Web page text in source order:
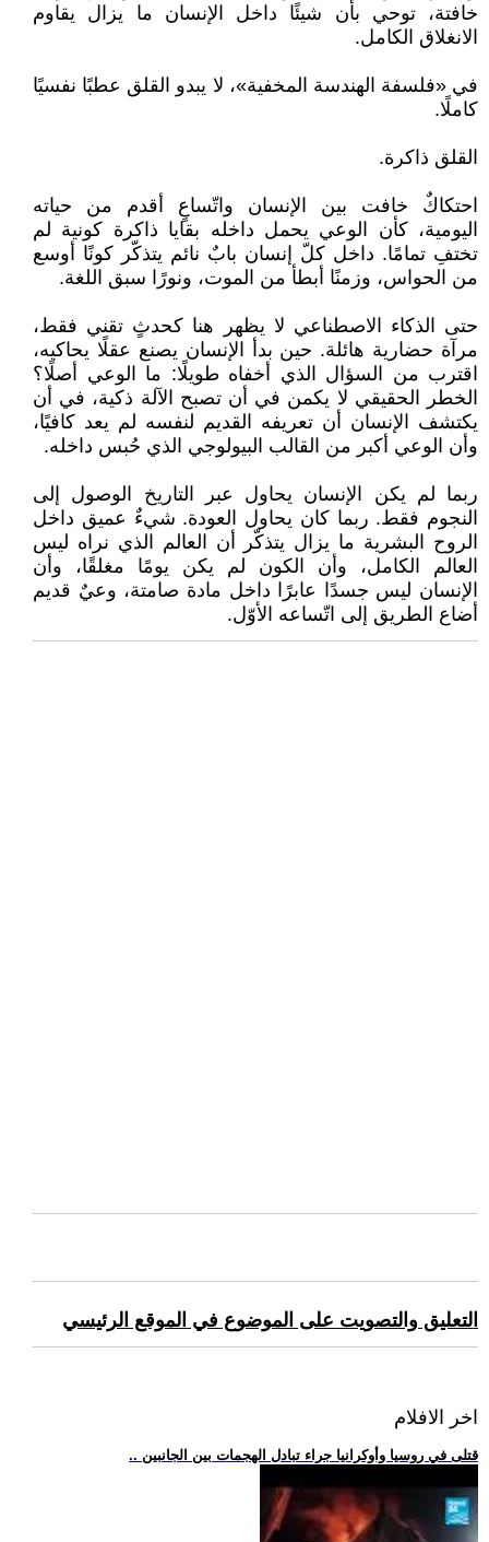
خافتة، توحي بأن شيئًا داخل الإنسان ما يزال يقاوم
الانغلاق الكامل.
في «فلسفة الهندسة المخفية»، لا يبدو القلق عطبًا نفسيًا
كاملًا.
القلق ذاكرة.
احتكاكٌ خافت بين الإنسان واتّساعٍ أقدم من حياته
اليومية، كأن الوعي يحمل داخله بقايا ذاكرة كونية لم
تختفِ تمامًا. داخل كلّ إنسان بابٌ نائم يتذكّر كونًا أوسع
من الحواس، وزمنًا أبطأ من الموت، ونورًا سبق اللغة.
حتى الذكاء الاصطناعي لا يظهر هنا كحدثٍ تقني فقط،
مرآة حضارية هائلة. حين بدأ الإنسان يصنع عقلًا يحاكيه،
اقترب من السؤال الذي أخفاه طويلًا: ما الوعي أصلًا؟
الخطر الحقيقي لا يكمن في أن تصبح الآلة ذكية، في أن
يكتشف الإنسان أن تعريفه القديم لنفسه لم يعد كافيًا،
وأن الوعي أكبر من القالب البيولوجي الذي حُبس داخله.
ربما لم يكن الإنسان يحاول عبر التاريخ الوصول إلى
النجوم فقط. ربما كان يحاول العودة. شيءٌ عميق داخل
الروح البشرية ما يزال يتذكّر أن العالم الذي نراه ليس
العالم الكامل، وأن الكون لم يكن يومًا مغلقًا، وأن
الإنسان ليس جسدًا عابرًا داخل مادة صامتة، وعيٌ قديم
أضاع الطريق إلى اتّساعه الأوّل.
التعليق والتصويت على الموضوع في الموقع الرئيسي
اخر الافلام
.. قتلى في روسيا وأوكرانيا جراء تبادل الهجمات بين الجانبين